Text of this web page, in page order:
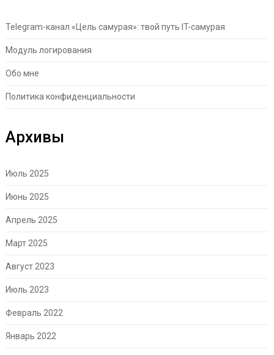
Telegram-канал «Цель самурая»: твой путь IT-самурая
Модуль логирования
Обо мне
Политика конфиденциальности
Архивы
Июль 2025
Июнь 2025
Апрель 2025
Март 2025
Август 2023
Июль 2023
Февраль 2022
Январь 2022